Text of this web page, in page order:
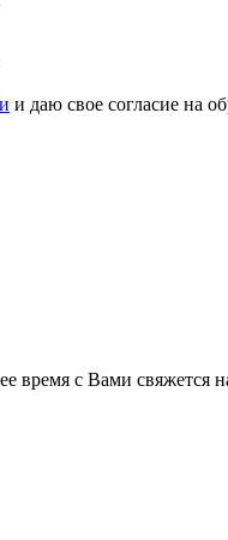
и даю свое согласие на
время с Вами свяжется